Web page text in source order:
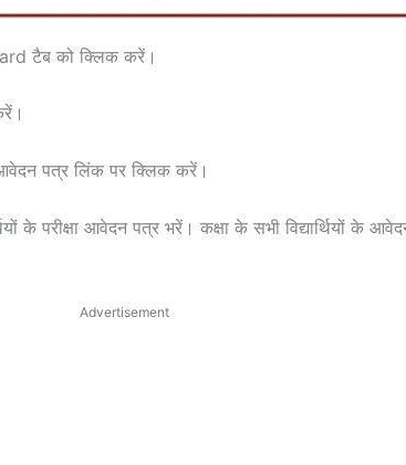
टैब को क्लिक करें।
पत्र लिंक पर क्लिक करें।
के परीक्षा आवेदन पत्र भरें। कक्षा के सभी विद्यार्थियों के
Advertisement